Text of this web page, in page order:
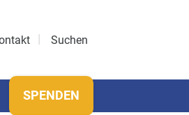
Suchen
SPENDEN